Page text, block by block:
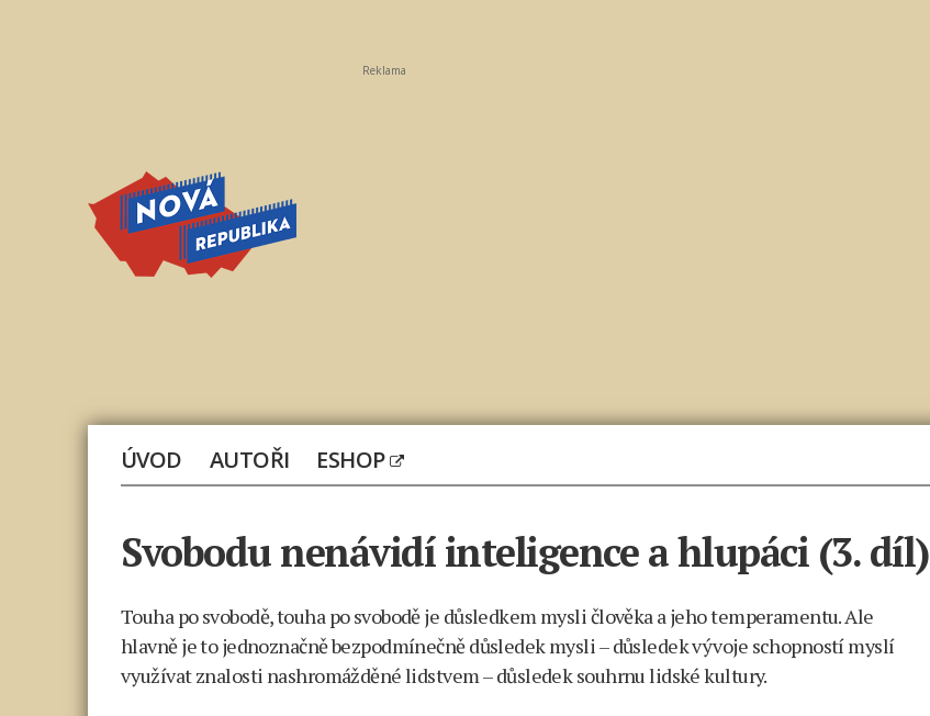
Reklama
ÚVOD AUTOŘI ESHOP
Svobodu nenávidí inteligence a hlupáci (3. díl)
Touha po svobodě, touha po svobodě je důsledkem mysli člověka a jeho temperamentu. Ale
hlavně je to jednoznačně bezpodmínečně důsledek mysli – důsledek vývoje schopností myslí
využívat znalosti nashromážděné lidstvem – důsledek souhrnu lidské kultury.